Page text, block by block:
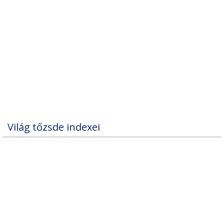
Világ tőzsde indexei